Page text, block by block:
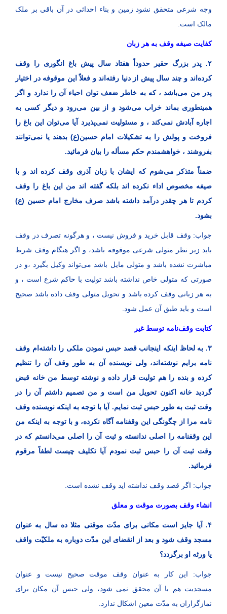
وجه شرعی متحقق نشود زمین و بناء احداثی در آن باقی بر ملک
مالک است.
کفایت صیغه وقف به هر زبان
۲. پدر بزرگ حقیر حدوداً هفتاد سال پیش باغ انگوری را وقف
کرده‌اند و چند سال پیش از دنیا رفته‌اند و فعلاً این موقوفه در اختیار
پدر من می‌باشد ، که به خاطر ضعف توان احیاء آن را ندارد و اگر
همینطوری بماند خراب می‌شود و از بین می‌رود و دیگر کسی به
اجاره آبادش نمی‌کند ، و مسئولیت نمی‌پذیرد آیا می‌توان این باغ را
فروخت و پولش را به تشکیلات امام حسین(ع) بدهند یا نمی‌توانند
بفروشند ، خواهشمندم حکم مسأله را بیان فرمائید.
ضمناً متذکر می‌شوم که ایشان با زبان آذری وقف کرده اند و با
صیغه مخصوص اداء نکرده اند بلکه گفته اند من این باغ را وقف
کردم تا هر چقدر درآمد داشته باشد صرف مخارج امام حسین (ع)
بشود.
جواب: وقف قابل خرید و فروش نیست ، و هرگونه تصرف در وقف
باید زیر نظر متولی شرعی موقوفه باشد، و اگر هنگام وقف شرط
مباشرت نشده باشد و متولی مایل باشد می‌تواند وکیل بگیرد ،و در
صورتی که متولی خاص نداشته باشد تولیت با حاکم شرع است ، و
به هر زبانی وقف کرده باشد و تحویل متولی وقف داده باشد صحیح
است و باید طبق آن عمل شود.
کتابت وقف‌نامه توسط غیر
۳. به لحاظ اینکه اینجانب قصد حبس نمودن ملکی را داشته‌ام وقف
نامه برایم نوشته‌اند، ولی نویسنده آن به طور وقف آن را تنظیم
کرده و بنده را هم تولیت قرار داده و نوشته توسط من خانه قبض
گردید خانه اکنون تحویل من است و من تصمیم داشتم آن را در
وقت ثبت به طور حبس ثبت نمایم. آیا با توجه به اینکه نویسنده وقف
نامه مرا از چگونگی این وقفنامه آگاه نکرده، و با توجه به اینکه من
این وقفنامه را اصلی ندانسته و ثبت آن را اصلی می‌دانستم که در
وقت ثبت آن را حبس ثبت نمودم آیا تکلیف چیست لطفاً مرقوم
فرمائید.
جواب: اگر قصد وقف نداشته اید وقف نشده است.
انشاء وقف بصورت موقت و معلق
۴. آیا جایز است مکانی برای مدّت موقتی مثلا ده سال به عنوان
مسجد وقف شود و بعد از انقضای این مدّت دوباره به ملکیّت واقف
یا ورثه او برگردد؟
جواب: این کار به عنوان وقف موقت صحیح نیست و عنوان
مسجدیت هم با آن محقق نمی ‌شود، ولی حبس آن مکان برای
نمازگزاران به مدّت معین اشکال ندارد.